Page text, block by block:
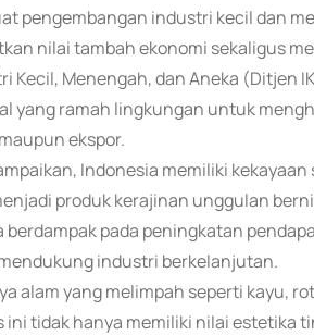
pengembangan industri kecil dan
nilai tambah ekonomi sekaligus
Kecil, Menengah, dan Aneka (Ditjen
yang ramah lingkungan untuk
ekspor.
Indonesia memiliki kekayaan
produk kerajinan unggulan
pada peningkatan
industri berkelanjutan.
alam yang melimpah seperti kayu,
tidak hanya memiliki nilai estetika